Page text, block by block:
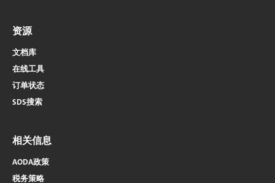
资源
文档库
在线工具
订单状态
SDS搜索
相关信息
AODA政策
税务策略